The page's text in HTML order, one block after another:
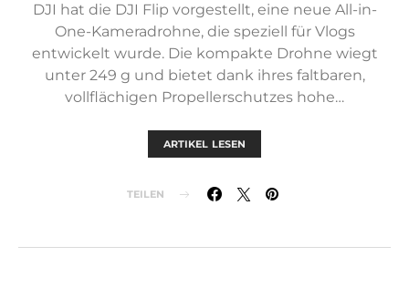
DJI hat die DJI Flip vorgestellt, eine neue All-in-
One-Kameradrohne, die speziell für Vlogs
entwickelt wurde. Die kompakte Drohne wiegt
unter 249 g und bietet dank ihres faltbaren,
vollflächigen Propellerschutzes hohe…
ARTIKEL LESEN
TEILEN